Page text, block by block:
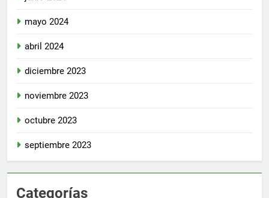
mayo 2024
abril 2024
diciembre 2023
noviembre 2023
octubre 2023
septiembre 2023
Categorías